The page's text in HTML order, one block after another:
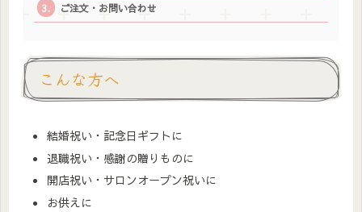
ご注文・お問い合わせ
こんな方へ
結婚祝い・記念日ギフトに
退職祝い・感謝の贈りものに
開店祝い・サロンオープン祝いに
お供えに